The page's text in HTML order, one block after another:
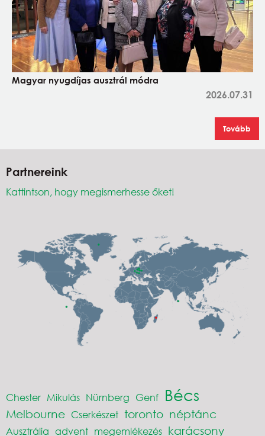
Magyar nyugdíjas ausztrál módra
2026.07.31
Tovább
Partnereink
Kattintson, hogy megismerhesse őket!
Chester Mikulás Nürnberg Genf Bécs
Melbourne Cserkészet toronto néptánc
Ausztrália advent megemlékezés karácsony